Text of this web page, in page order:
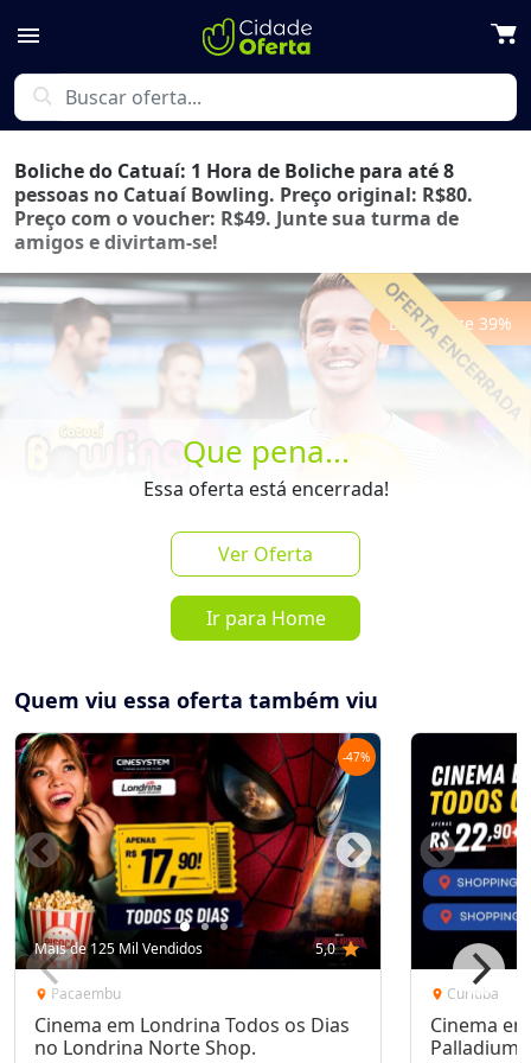
menu
search
Que pena...
Essa oferta está encerrada!
Ver Oferta
Ir para Home
Boliche do Catuaí: 1 Hora de Boliche para até 8
pessoas no Catuaí Bowling. Preço original: R$80.
Preço com o voucher: R$49. Junte sua turma de
amigos e divirtam-se!
Economize 39%
por R$ 49,00
Mais de 10 Vendidos
Oferta encerrada
lock Transação Segura
Receba as novidades do Cidade
Oferta no seu WhatsApp!
Inscrever-se
Destaques & Regras
Quem viu essa oferta também viu
-47%
Mais de 125 Mil Vendidos 5,0 star
location_on Pacaembu
Cinema em Londrina Todos os Dias
no Londrina Norte Shop.
location_on Curitiba
Cinema
Palladium